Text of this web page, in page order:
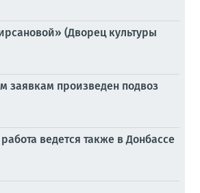
(Дворец культуры
заявкам произведен подвоз
ведется также в Донбассе